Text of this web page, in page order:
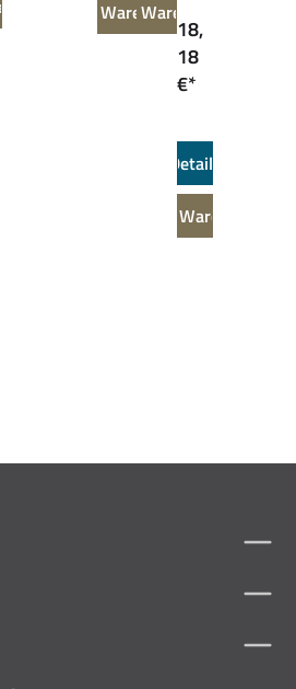
In den Warenkorb
In den Warenkorb
18,
18
€*
Details
In den Warenkorb